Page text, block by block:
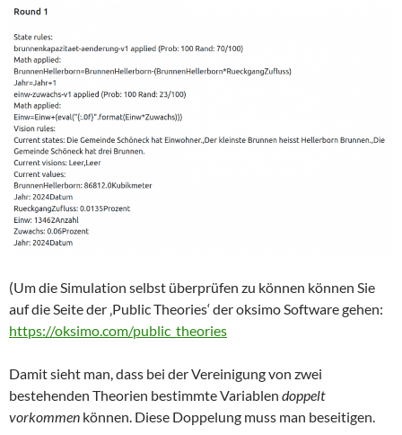
(Um die Simulation selbst überprüfen zu können können Sie
auf die Seite der ‚Public Theories‘ der oksimo Software gehen:
https://oksimo.com/public_theories
Damit sieht man, dass bei der Vereinigung von zwei
bestehenden Theorien bestimmte Variablen doppelt
vorkommen können. Diese Doppelung muss man beseitigen.